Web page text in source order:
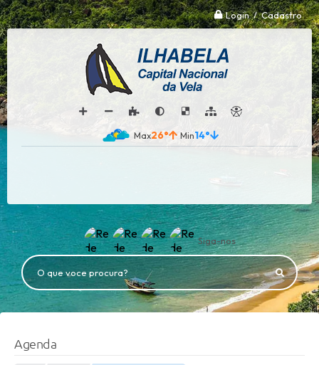
Login / Cadastro
26° 14°
Siga-nos
O que voce procura?
Agenda